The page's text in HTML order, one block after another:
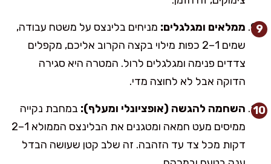
ממלאים ומגלגלים: מניחים בלינצס על משטח עבודה,
שמים 1–2 כפות מילוי בקצה הקרוב אליכם, מקפלים
צדדים פנימה ומגלגלים לרול. המטרה היא סגירה
הדוקה אבל לא לחוצה מדי.
השחמה להגשה (אופציונלי ומעלף): במחבת נקייה
ממיסים מעט חמאה ומטגנים את הבלינצס הממולא 1–2
דקות מכל צד עד הזהבה. זה שלב קטן שעושה הבדל